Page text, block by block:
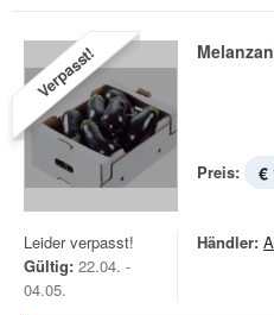
Verpasst!
Preis: €
Leider verpasst!
Gültig: 22.04. -
04.05.
Händler: